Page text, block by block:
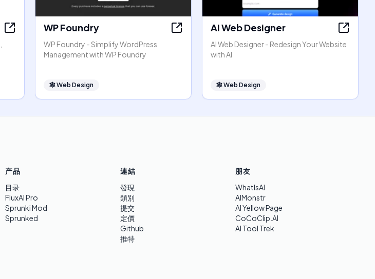
WP Foundry
WP Foundry - Simplify WordPress
Management with WP Foundry
🕸Web Design
AI Web Designer
AI Web Designer - Redesign Your Website
with AI
🕸Web Design
产品
目录
FluxAI Pro
Sprunki Mod
Sprunked
連結
發現
類別
提交
定價
Github
推特
朋友
WhatIsAI
AIMonstr
AI Yellow Page
CoCoClip.AI
AI Tool Trek